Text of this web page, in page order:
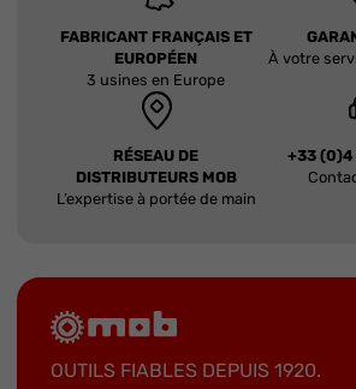
FABRICANT FRANÇAIS ET
EUROPÉEN
3 usines en Europe
À votre
RÉSEAU DE
DISTRIBUTEURS MOB
L’expertise à portée de main
+33 (0)4
OUTILS FIABLES DEPUIS 1920.